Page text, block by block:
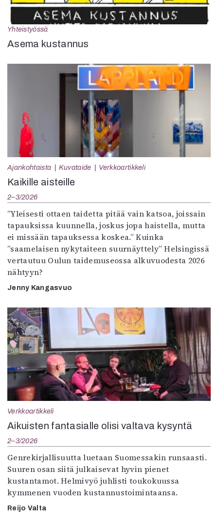
Yhteistyössä
Asema kustannus
Ajankohtaista Kuvataide Verkkoartikkeli
Kaikille aisteille
2–3/2026
”Yleisesti ottaen taidetta pitää vain katsoa, joissain
tapauksissa kuunnella, joskus jopa haistella, mutta
ei missään tapauksessa koskea.” Kuinka
”saamelaisen nykytaiteen suurnäyttely” Helsingissä
vertautuu Oulun taidemuseossa alkuvuodesta 2026
nähtyyn?
Jenny Kangasvuo
Verkkoartikkeli
Aikuisten fantasialle olisi valtava kysyntä
2–3/2026
Genrekirjallisuutta luetaan Suomessakin runsaasti.
Suuren osan siitä julkaisevat hyvin pienet
kustantamot. Helmivyö juhlisti toukokuussa
kymmenen vuoden kustannustoimintaansa.
Reijo Valta